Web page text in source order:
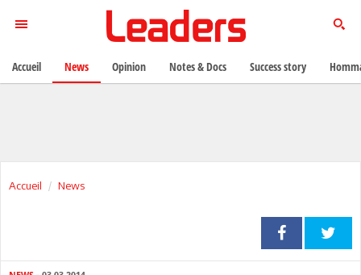
Accueil News
Accueil News Opinion Notes & Docs Success story